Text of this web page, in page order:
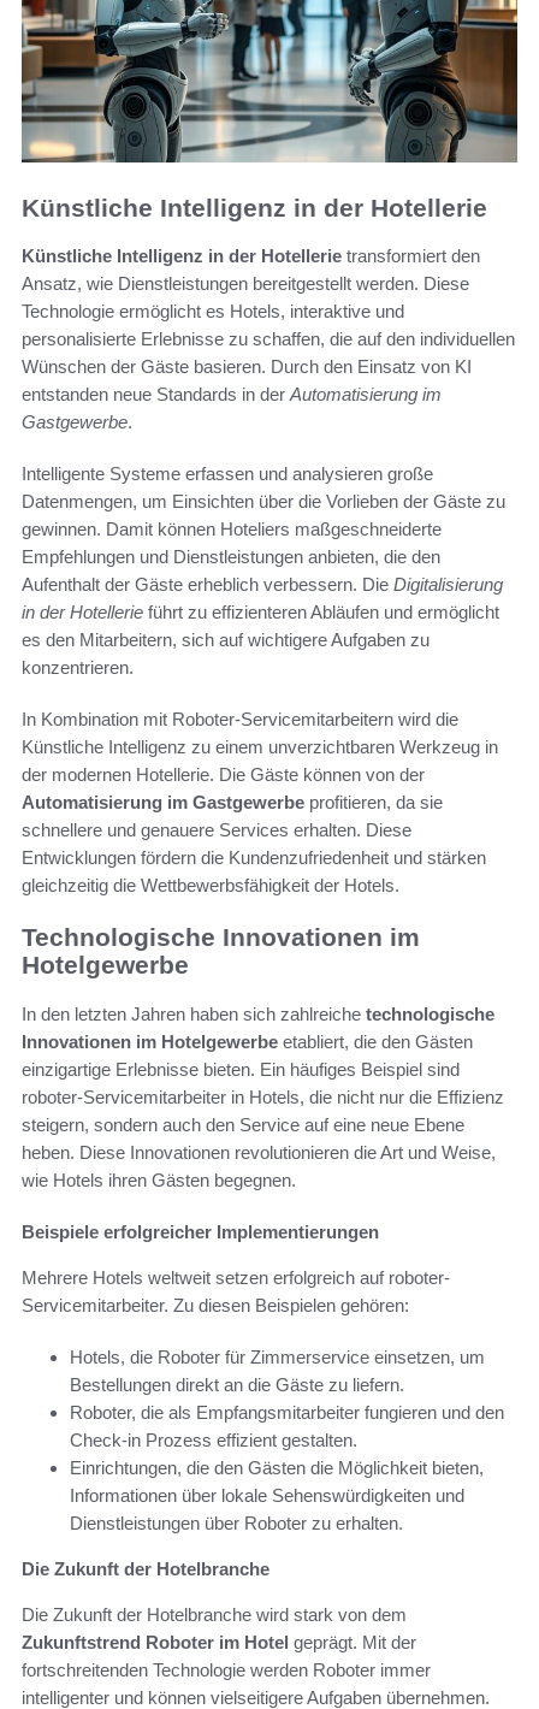
Künstliche Intelligenz in der Hotellerie
Künstliche Intelligenz in der Hotellerie transformiert den
Ansatz, wie Dienstleistungen bereitgestellt werden. Diese
Technologie ermöglicht es Hotels, interaktive und
personalisierte Erlebnisse zu schaffen, die auf den individuellen
Wünschen der Gäste basieren. Durch den Einsatz von KI
entstanden neue Standards in derAutomatisierung im
Gastgewerbe.
Intelligente Systeme erfassen und analysieren große
Datenmengen, um Einsichten über die Vorlieben der Gäste zu
gewinnen. Damit können Hoteliers maßgeschneiderte
Empfehlungen und Dienstleistungen anbieten, die den
Aufenthalt der Gäste erheblich verbessern. Die Digitalisierung
in der Hotellerie führt zu effizienteren Abläufen und ermöglicht
es den Mitarbeitern, sich auf wichtigere Aufgaben zu
konzentrieren.
In Kombination mit Roboter-Servicemitarbeitern wird die
Künstliche Intelligenz zu einem unverzichtbaren Werkzeug in
der modernen Hotellerie. Die Gäste können von der
Automatisierung im Gastgewerbe profitieren, da sie
schnellere und genauere Services erhalten. Diese
Entwicklungen fördern die Kundenzufriedenheit und stärken
gleichzeitig die Wettbewerbsfähigkeit der Hotels.
Technologische Innovationen im
Hotelgewerbe
In den letzten Jahren haben sich zahlreiche technologische
Innovationen im Hotelgewerbe etabliert, die den Gästen
einzigartige Erlebnisse bieten. Ein häufiges Beispiel sind
roboter-Servicemitarbeiter in Hotels, die nicht nur die Effizienz
steigern, sondern auch den Service auf eine neue Ebene
heben. Diese Innovationen revolutionieren die Art und Weise,
wie Hotels ihren Gästen begegnen.
Beispiele erfolgreicher Implementierungen
Mehrere Hotels weltweit setzen erfolgreich auf roboter-
Servicemitarbeiter. Zu diesen Beispielen gehören:
Hotels, die Roboter für Zimmerservice einsetzen, um
Bestellungen direkt an die Gäste zu liefern.
Roboter, die als Empfangsmitarbeiter fungieren und den
Check-in Prozess effizient gestalten.
Einrichtungen, die den Gästen die Möglichkeit bieten,
Informationen über lokale Sehenswürdigkeiten und
Dienstleistungen über Roboter zu erhalten.
Die Zukunft der Hotelbranche
Die Zukunft der Hotelbranche wird stark von dem
Zukunftstrend Roboter im Hotel geprägt. Mit der
fortschreitenden Technologie werden Roboter immer
intelligenter und können vielseitigere Aufgaben übernehmen.